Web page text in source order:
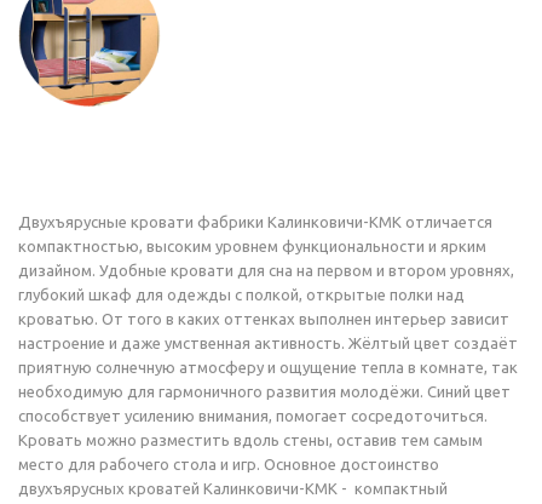
Двухъярусные кровати фабрики Калинковичи-КМК отличается
компактностью, высоким уровнем функциональности и ярким
дизайном. Удобные кровати для сна на первом и втором уровнях,
глубокий шкаф для одежды с полкой, открытые полки над
кроватью. От того в каких оттенках выполнен интерьер зависит
настроение и даже умственная активность. Жёлтый цвет создаёт
приятную солнечную атмосферу и ощущение тепла в комнате, так
необходимую для гармоничного развития молодёжи. Синий цвет
способствует усилению внимания, помогает сосредоточиться.
Кровать можно разместить вдоль стены, оставив тем самым
место для рабочего стола и игр. Основное достоинство
двухъярусных кроватей Калинковичи-КМК - компактный